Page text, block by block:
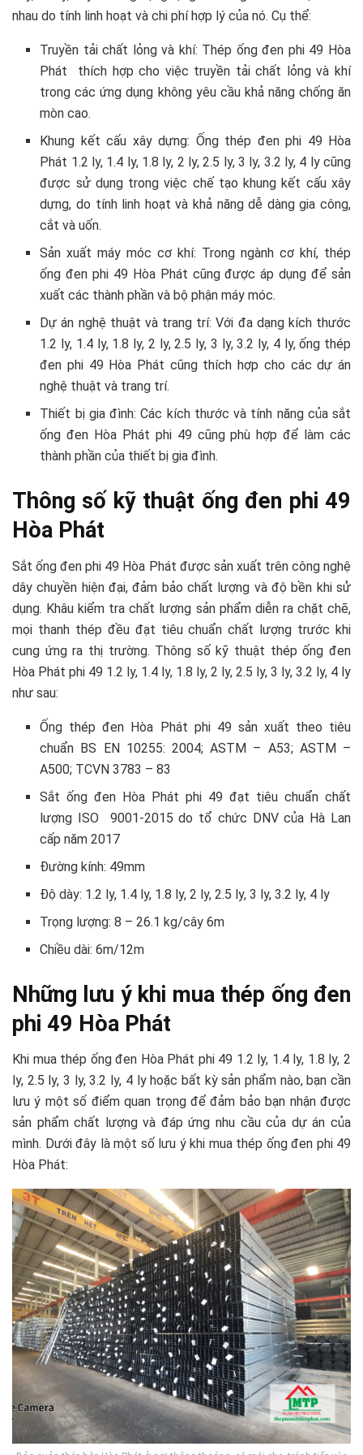
nhau do tính linh hoạt và chi phí hợp lý của nó. Cụ thể:
Truyền tải chất lỏng và khí: Thép ống đen phi 49 Hòa
Phát thích hợp cho việc truyền tải chất lỏng và khí
trong các ứng dụng không yêu cầu khả năng chống ăn
mòn cao.
Khung kết cấu xây dựng: Ống thép đen phi 49 Hòa
Phát 1.2 ly, 1.4 ly, 1.8 ly, 2 ly, 2.5 ly, 3 ly, 3.2 ly, 4 ly cũng
được sử dụng trong việc chế tạo khung kết cấu xây
dựng, do tính linh hoạt và khả năng dễ dàng gia công,
cắt và uốn.
Sản xuất máy móc cơ khí: Trong ngành cơ khí, thép
ống đen phi 49 Hòa Phát cũng được áp dụng để sản
xuất các thành phần và bộ phận máy móc.
Dự án nghệ thuật và trang trí: Với đa dạng kích thước
1.2 ly, 1.4 ly, 1.8 ly, 2 ly, 2.5 ly, 3 ly, 3.2 ly, 4 ly, ống thép
đen phi 49 Hòa Phát cũng thích hợp cho các dự án
nghệ thuật và trang trí.
Thiết bị gia đình: Các kích thước và tính năng của sắt
ống đen Hòa Phát phi 49 cũng phù hợp để làm các
thành phần của thiết bị gia đình.
Thông số kỹ thuật ống đen phi 49
Hòa Phát
Sắt ống đen phi 49 Hòa Phát được sản xuất trên công nghệ
dây chuyền hiện đại, đảm bảo chất lượng và độ bền khi sử
dụng. Khâu kiểm tra chất lượng sản phẩm diễn ra chặt chẽ,
mọi thanh thép đều đạt tiêu chuẩn chất lượng trước khi
cung ứng ra thị trường. Thông số kỹ thuật thép ống đen
Hòa Phát phi 49 1.2 ly, 1.4 ly, 1.8 ly, 2 ly, 2.5 ly, 3 ly, 3.2 ly, 4 ly
như sau:
Ống thép đen Hòa Phát phi 49 sản xuất theo tiêu
chuẩn BS EN 10255: 2004; ASTM – A53; ASTM –
A500; TCVN 3783 – 83
Sắt ống đen Hòa Phát phi 49 đạt tiêu chuẩn chất
lượng ISO 9001-2015 do tổ chức DNV của Hà Lan
cấp năm 2017
Đường kính: 49mm
Độ dày: 1.2 ly, 1.4 ly, 1.8 ly, 2 ly, 2.5 ly, 3 ly, 3.2 ly, 4 ly
Trọng lượng: 8 – 26.1 kg/cây 6m
Chiều dài: 6m/12m
Những lưu ý khi mua thép ống đen
phi 49 Hòa Phát
Khi mua thép ống đen Hòa Phát phi 49 1.2 ly, 1.4 ly, 1.8 ly, 2
ly, 2.5 ly, 3 ly, 3.2 ly, 4 ly hoặc bất kỳ sản phẩm nào, bạn cần
lưu ý một số điểm quan trọng để đảm bảo bạn nhận được
sản phẩm chất lượng và đáp ứng nhu cầu của dự án của
mình. Dưới đây là một số lưu ý khi mua thép ống đen phi 49
Hòa Phát: